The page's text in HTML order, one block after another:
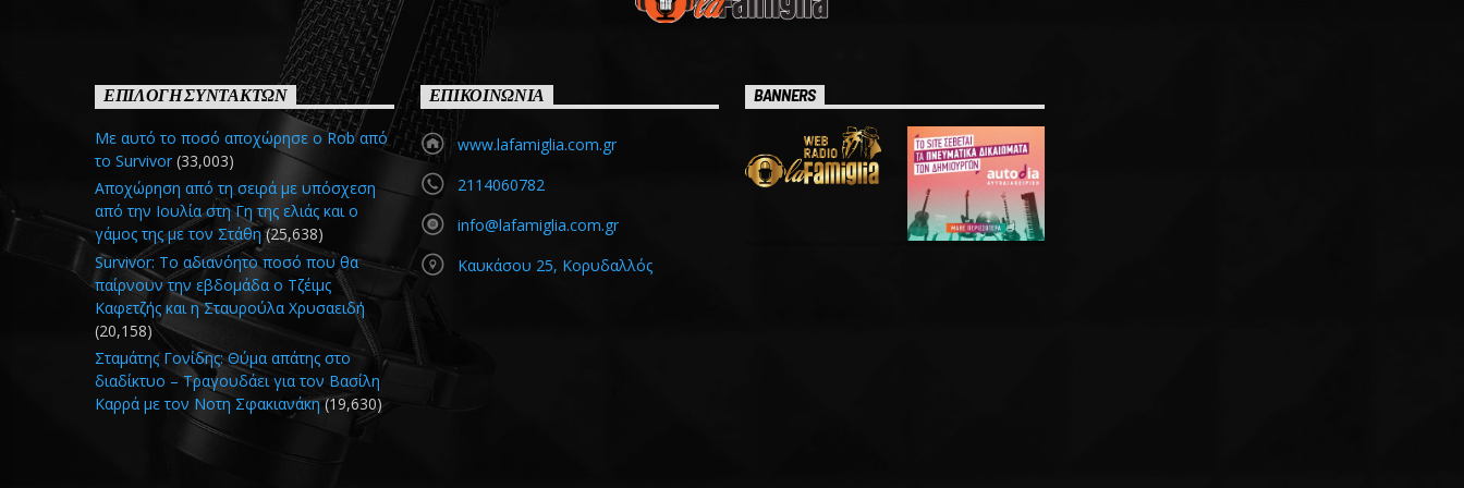
ΕΠΙΛΟΓΗ ΣΥΝΤΑΚΤΩΝ
Με αυτό το ποσό αποχώρησε ο Rob από
το Survivor (33,003)
Αποχώρηση από τη σειρά με υπόσχεση
από την Ιουλία στη Γη της ελιάς και ο
γάμος της με τον Στάθη (25,638)
Survivor: Το αδιανόητο ποσό που θα
παίρνουν την εβδομάδα ο Τζέιμς
Καφετζής και η Σταυρούλα Χρυσαειδή
(20,158)
Σταμάτης Γονίδης: Θύμα απάτης στο
διαδίκτυο – Τραγουδάει για τον Βασίλη
Καρρά με τον Νοτη Σφακιανάκη (19,630)
ΕΠΙΚΟΙΝΩΝΙΑ
www.lafamiglia.com.gr
2114060782
info@lafamiglia.com.gr
Καυκάσου 25, Κορυδαλλός
BANNERS